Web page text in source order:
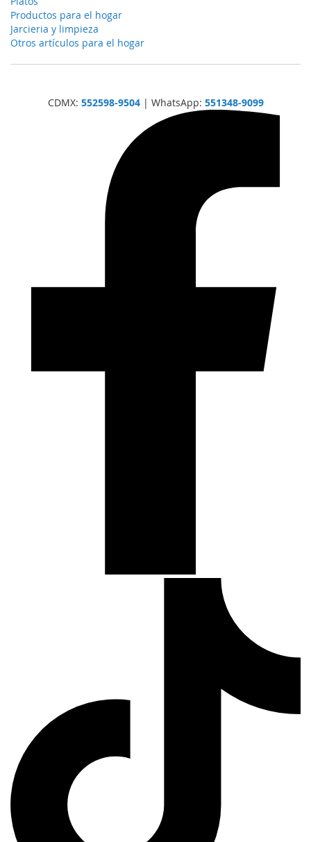
Productos para el hogar
Jarcieria y limpieza
Otros artículos para el hogar
CDMX: 552598-9504| WhatsApp: 551348-9099